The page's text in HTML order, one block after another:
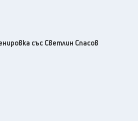
със Светлин Спасов